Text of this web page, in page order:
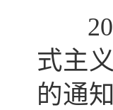
式主
的通